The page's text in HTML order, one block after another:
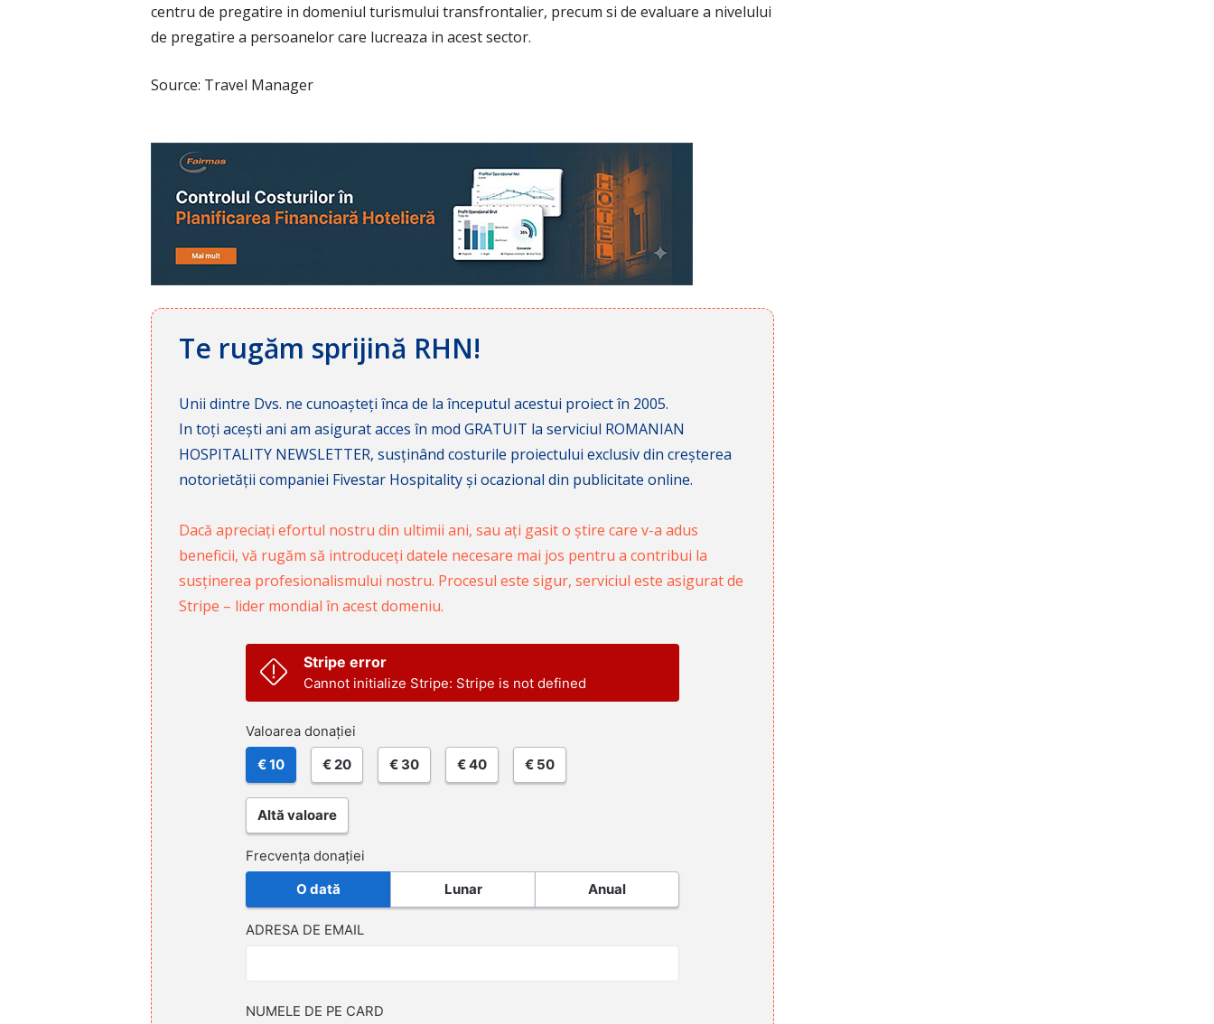
centru de pregatire in domeniul turismului transfrontalier, precum si de evaluare a nivelului
de pregatire a persoanelor care lucreaza in acest sector.
Source: Travel Manager
Te rugăm sprijină RHN!
Unii dintre Dvs. ne cunoașteți înca de la începutul acestui proiect în 2005.
In toți acești ani am asigurat acces în mod GRATUIT la serviciul ROMANIAN
HOSPITALITY NEWSLETTER, susținând costurile proiectului exclusiv din creșterea
notorietății companiei Fivestar Hospitality și ocazional din publicitate online.
Dacă apreciați efortul nostru din ultimii ani, sau ați gasit o știre care v-a adus
beneficii, vă rugăm să introduceți datele necesare mai jos pentru a contribui la
susținerea profesionalismului nostru. Procesul este sigur, serviciul este asigurat de
Stripe – lider mondial în acest domeniu.
Stripe error
Cannot initialize Stripe: Stripe is not defined
Valoarea donației
€ 10 € 20 € 30 € 40 € 50
Altă valoare
Frecvența donației
O dată Lunar Anual
ADRESA DE EMAIL
NUMELE DE PE CARD